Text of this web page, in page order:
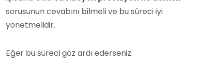
sorusunun cevabını bilmeli ve bu süreci iyi
yönetmelidir.
Eğer bu süreci göz ardı ederseniz: